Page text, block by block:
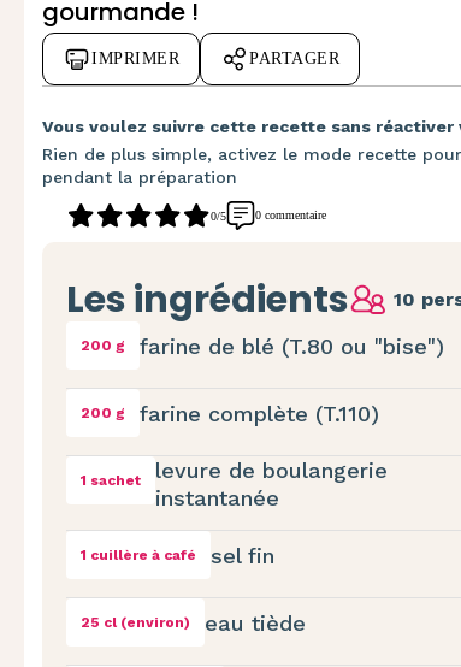
gourmande !
IMPRIMER PARTAGER
Vous voulez suivre cette recette sans réactiver
Rien de plus simple, activez le mode recette
pendant la préparation
0/5 0 commentaire
Les ingrédients 10
200 g farine de blé (T.80 ou "bise")
200 g farine complète (T.110)
1 sachet
levure de boulangerie
instantanée
1 cuillère à café sel fin
25 cl (environ) eau tiède